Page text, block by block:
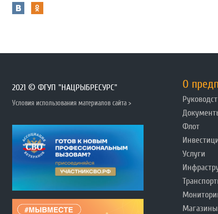
2021 © ФГУП "НАЦРЫБРЕСУРС"
Условия использования материалов сайта >
О
Флот
Услуги
Магазины